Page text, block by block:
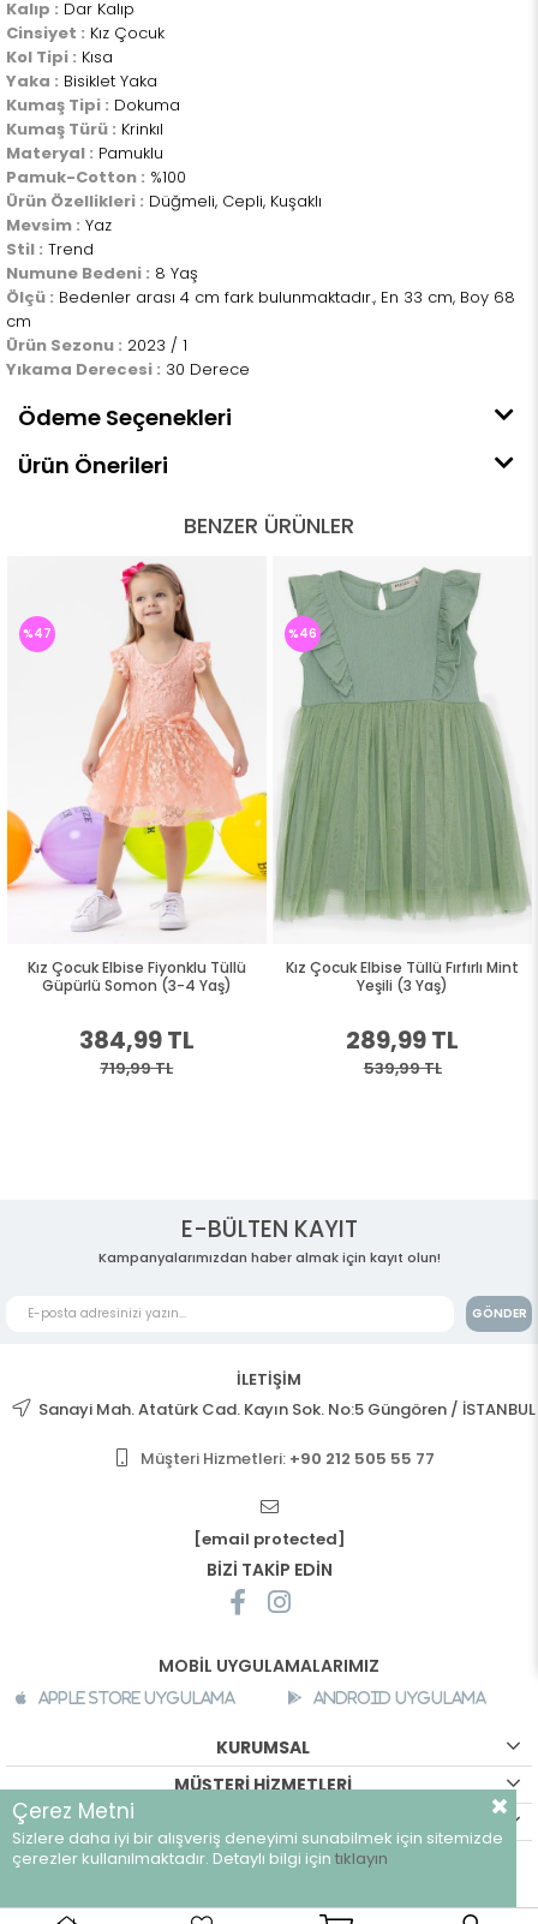
Kalıp : Dar Kalıp
Cinsiyet : Kız Çocuk
Kol Tipi : Kısa
Yaka : Bisiklet Yaka
Kumaş Tipi : Dokuma
Kumaş Türü : Krinkıl
Materyal : Pamuklu
Pamuk-Cotton : %100
Ürün Özellikleri : Düğmeli, Cepli, Kuşaklı
Mevsim : Yaz
Stil : Trend
Numune Bedeni : 8 Yaş
Ölçü : Bedenler arası 4 cm fark bulunmaktadır., En 33 cm, Boy 68
cm
Ürün Sezonu : 2023 / 1
Yıkama Derecesi : 30 Derece
Ödeme Seçenekleri
Ürün Önerileri
BENZER ÜRÜNLER
Kız Çocuk Elbise Fiyonklu Tüllü
Güpürlü Somon (3-4 Yaş)
384,99 TL
719,99 TL
%47
Kız Çocuk Elbise Tüllü Fırfırlı Mint
Yeşili (3 Yaş)
289,99 TL
539,99 TL
%46
E-BÜLTEN KAYIT
Kampanyalarımızdan haber almak için kayıt olun!
GÖNDER
İLETİŞİM
Sanayi Mah. Atatürk Cad. Kayın Sok. No:5 Güngören / İSTANBUL
Müşteri Hizmetleri: +90 212 505 55 77
[email protected]
BİZİ TAKİP EDİN
MOBİL UYGULAMALARIMIZ
Apple Store Uygulama Android Uygulama
KURUMSAL
MÜŞTERİ HİZMETLERİ
©breeze.com.tr - Tüm hakları saklıdır.
Çerez Metni
Sizlere daha iyi bir alışveriş deneyimi sunabilmek için sitemizde
çerezler kullanılmaktadır. Detaylı bilgi için tıklayın